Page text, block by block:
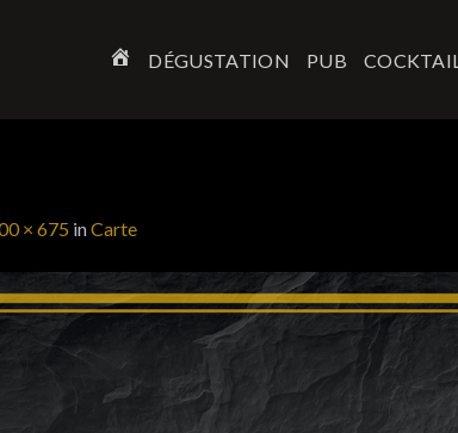
ACCUEIL
DÉGUSTATION PUB COCKTAIL
× 675 inCarte